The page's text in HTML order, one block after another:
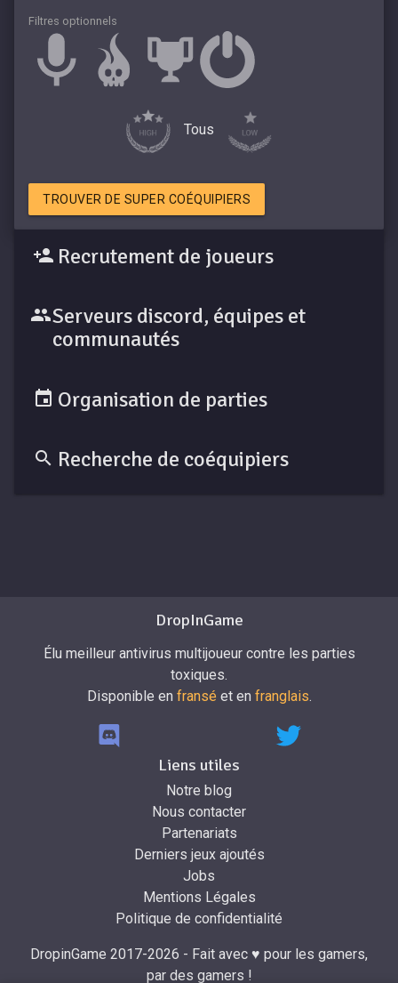
Filtres optionnels
Tous
TROUVER DE SUPER COÉQUIPIERS
Recrutement de joueurs
Serveurs discord, équipes et
communautés
Organisation de parties
Recherche de coéquipiers
DropInGame
Élu meilleur antivirus multijoueur contre les parties
toxiques.
Disponible en fransé et en franglais.
Liens utiles
Notre blog
Nous contacter
Partenariats
Derniers jeux ajoutés
Jobs
Mentions Légales
Politique de confidentialité
DropinGame 2017-2026 - Fait avec ♥ pour les gamers,
par des gamers !